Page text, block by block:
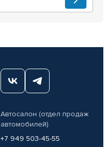
Автосалон (отдел продаж
автомобилей)
+7 949 503-45-55